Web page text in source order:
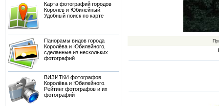
Карта фотографий городов
Королёв и Юбилейный.
Удобный поиск по карте
Панорамы видов города
Королёва и Юбилейного,
сделанные из нескольких
фотографий
ВИЗИТКИ фотографов
Королёва и Юбилейного.
Рейтинг фотографов и их
фотографий